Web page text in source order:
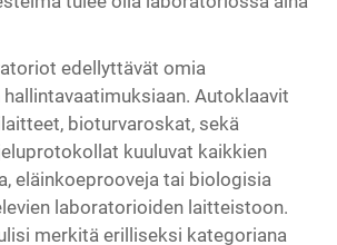
edellyttävät omia
Autoklaavit
bioturvaroskat, sekä
kuuluvat kaikkien
eläinkoeprooveja tai biologisia
laboratorioiden laitteistoon.
merkitä erilliseksi kategoriana